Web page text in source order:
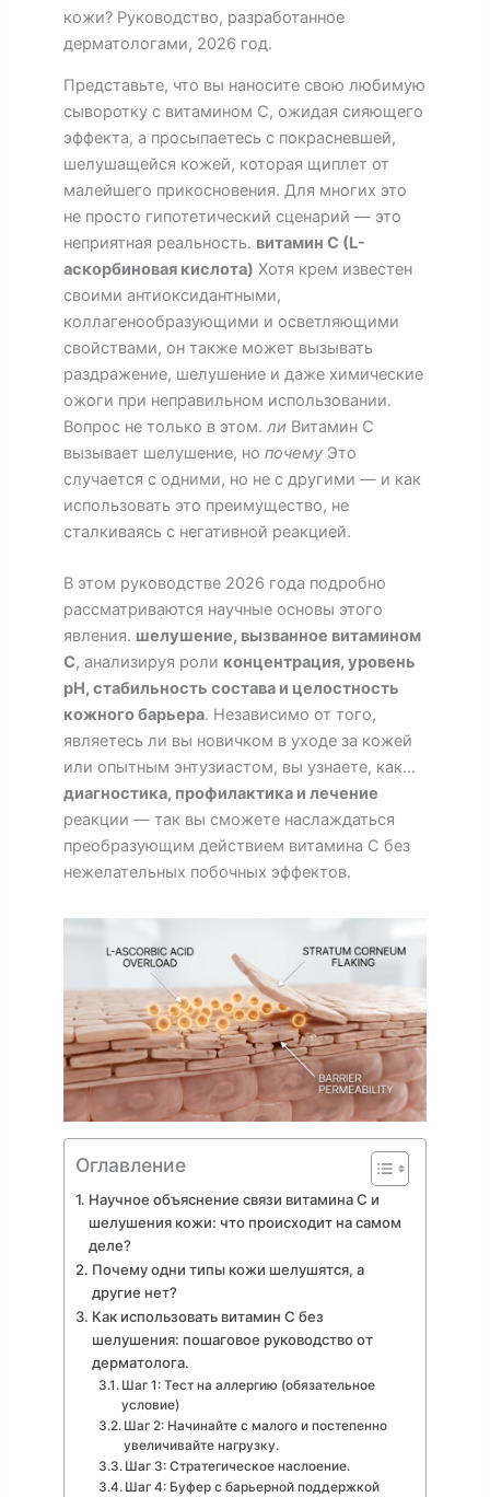
кожи? Руководство, разработанное
дерматологами, 2026 год.
Представьте, что вы наносите свою любимую
сыворотку с витамином С, ожидая сияющего
эффекта, а просыпаетесь с покрасневшей,
шелушащейся кожей, которая щиплет от
малейшего прикосновения. Для многих это
не просто гипотетический сценарий — это
неприятная реальность. витамин С (L-
аскорбиновая кислота) Хотя крем известен
своими антиоксидантными,
коллагенообразующими и осветляющими
свойствами, он также может вызывать
раздражение, шелушение и даже химические
ожоги при неправильном использовании.
Вопрос не только в этом. ли Витамин С
вызывает шелушение, но почемуЭто
случается с одними, но не с другими — и как
использовать это преимущество, не
сталкиваясь с негативной реакцией.
В этом руководстве 2026 года подробно
рассматриваются научные основы этого
явления. шелушение, вызванное витамином
С, анализируя роли концентрация, уровень
pH, стабильность состава и целостность
кожного барьера. Независимо от того,
являетесь ли вы новичком в уходе за кожей
или опытным энтузиастом, вы узнаете, как...
диагностика, профилактика и лечение
реакции — так вы сможете наслаждаться
преобразующим действием витамина С без
нежелательных побочных эффектов.
Оглавление
Научное объяснение связи витамина С и
шелушения кожи: что происходит на самом
деле?
Почему одни типы кожи шелушятся, а
другие нет?
Как использовать витамин С без
шелушения: пошаговое руководство от
дерматолога.
Шаг 1: Тест на аллергию (обязательное
условие)
Шаг 2: Начинайте с малого и постепенно
увеличивайте нагрузку.
Шаг 3: Стратегическое наслоение.
Шаг 4: Буфер с барьерной поддержкой